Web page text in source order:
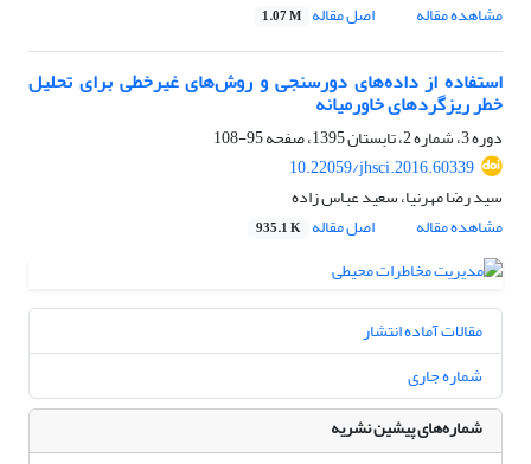
مشاهده مقاله
اصل مقاله 1.07 M
استفاده از داده‌های دورسنجی و روش‌های غیرخطی برای تحلیل
خطر ریزگردهای خاورمیانه
دوره 3، شماره 2، تابستان 1395، صفحه
95-108
10.22059/jhsci.2016.60339
سید رضا مهرنیا، سعید عباس زاده
مشاهده مقاله
اصل مقاله 935.1 K
مقالات آماده انتشار
شماره جاری
شماره‌های پیشین نشریه